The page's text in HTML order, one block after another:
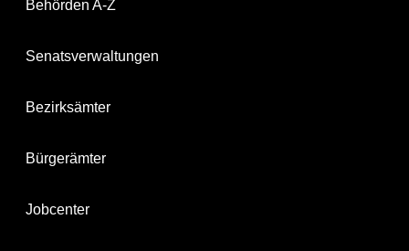
Behörden A-Z
Senatsverwaltungen
Bezirksämter
Bürgerämter
Jobcenter